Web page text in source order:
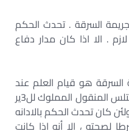
السرقة . تحدث الحكم
. الا اذا كان مدار دفاع
هو قيام العلم عند
الجانى وقت ارتكاب الفعل بأنه يختلس المنقول المملوك لل3ير
كان تحدث الحكم بالادانه
لصحته ، الا أنه اذا كانت